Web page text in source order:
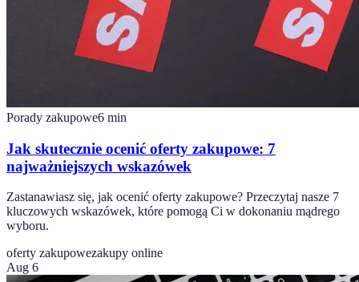
Porady zakupowe6 min
Jak skutecznie ocenić oferty zakupowe: 7
najważniejszych wskazówek
Zastanawiasz się, jak ocenić oferty zakupowe? Przeczytaj nasze 7
kluczowych wskazówek, które pomogą Ci w dokonaniu mądrego
wyboru.
oferty zakupowezakupy online
Aug 6